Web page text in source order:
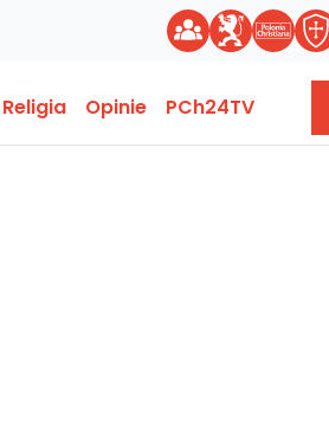
Religia Opinie PCh24TV